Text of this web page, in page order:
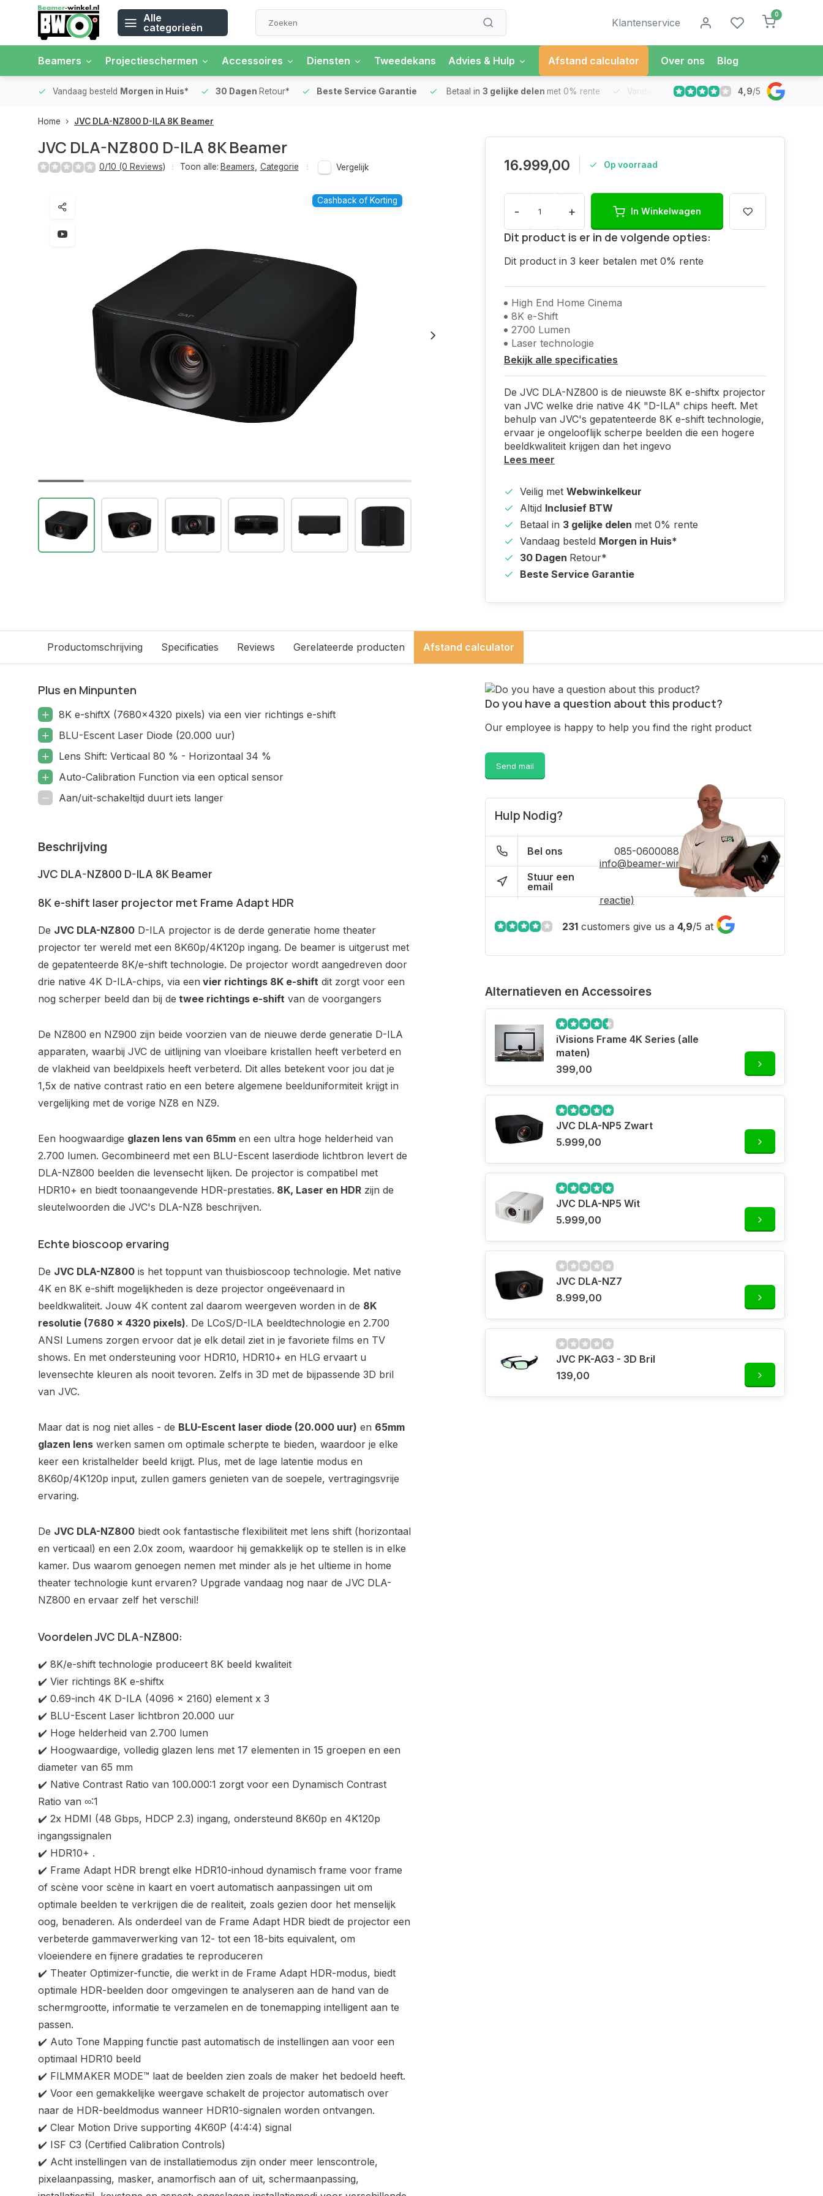
Alle
categorieën
Klantenservice
0
Beamers Projectieschermen Accessoires Diensten Tweedekans Advies & Hulp Afstand calculator Over ons Blog
Vandaag besteld Morgen in Huis* 30 Dagen Retour* Beste Service Garantie Betaal in 3 gelijke delen met 0% rente Vandaag besteldMorgen in Huis*
4,9/5
Home JVC DLA-NZ800 D-ILA 8K Beamer
JVC DLA-NZ800 D-ILA 8K Beamer
0/10 (0 Reviews) Toon alle: Beamers Categorie Vergelijk
Cashback of Korting
16.999,00 Op voorraad
- + In Winkelwagen
Dit product is er in de volgende opties:
Dit product in 3 keer betalen met 0% rente
High End Home Cinema
8K e-Shift
2700 Lumen
Laser technologie
Bekijk alle specificaties
De JVC DLA-NZ800 is de nieuwste 8K e-shiftx projector
van JVC welke drie native 4K "D-ILA" chips heeft. Met
behulp van JVC's gepatenteerde 8K e-shift technologie,
ervaar je ongelooflijk scherpe beelden die een hogere
beeldkwaliteit krijgen dan het ingevo
Lees meer
Veilig met Webwinkelkeur
Altijd Inclusief BTW
Betaal in 3 gelijke delen met 0% rente
Vandaag besteld Morgen in Huis*
30 Dagen Retour*
Beste Service Garantie
Productomschrijving Specificaties Reviews Gerelateerde producten Afstand calculator
Plus en Minpunten
8K e-shiftX (7680x4320 pixels) via een vier richtings e-shift
BLU-Escent Laser Diode (20.000 uur)
Lens Shift: Verticaal 80 % - Horizontaal 34 %
Auto-Calibration Function via een optical sensor
Aan/uit-schakeltijd duurt iets langer
Beschrijving
JVC DLA-NZ800 D-ILA 8K Beamer
8K e-shift laser projector met Frame Adapt HDR
De JVC DLA-NZ800 D-ILA projector is de derde generatie home theater
projector ter wereld met een 8K60p/4K120p ingang. De beamer is uitgerust met
de gepatenteerde 8K/e-shift technologie. De projector wordt aangedreven door
drie native 4K D-ILA-chips, via een vier richtings 8K e-shift dit zorgt voor een
nog scherper beeld dan bij de twee richtings e-shift van de voorgangers
De NZ800 en NZ900 zijn beide voorzien van de nieuwe derde generatie D-ILA
apparaten, waarbij JVC de uitlijning van vloeibare kristallen heeft verbeterd en
de vlakheid van beeldpixels heeft verbeterd. Dit alles betekent voor jou dat je
1,5x de native contrast ratio en een betere algemene beelduniformiteit krijgt in
vergelijking met de vorige NZ8 en NZ9.
Een hoogwaardige glazen lens van 65mm en een ultra hoge helderheid van
2.700 lumen. Gecombineerd met een BLU-Escent laserdiode lichtbron levert de
DLA-NZ800 beelden die levensecht lijken. De projector is compatibel met
HDR10+ en biedt toonaangevende HDR-prestaties. 8K, Laser en HDR zijn de
sleutelwoorden die JVC's DLA-NZ8 beschrijven.
Echte bioscoop ervaring
De JVC DLA-NZ800 is het toppunt van thuisbioscoop technologie. Met native
4K en 8K e-shift mogelijkheden is deze projector ongeëvenaard in
beeldkwaliteit. Jouw 4K content zal daarom weergeven worden in de 8K
resolutie (7680 × 4320 pixels). De LCoS/D-ILA beeldtechnologie en 2.700
ANSI Lumens zorgen ervoor dat je elk detail ziet in je favoriete films en TV
shows. En met ondersteuning voor HDR10, HDR10+ en HLG ervaart u
levensechte kleuren als nooit tevoren. Zelfs in 3D met de bijpassende 3D bril
van JVC.
Maar dat is nog niet alles - de BLU-Escent laser diode (20.000 uur) en 65mm
glazen lens werken samen om optimale scherpte te bieden, waardoor je elke
keer een kristalhelder beeld krijgt. Plus, met de lage latentie modus en
8K60p/4K120p input, zullen gamers genieten van de soepele, vertragingsvrije
ervaring.
De JVC DLA-NZ800 biedt ook fantastische flexibiliteit met lens shift (horizontaal
en verticaal) en een 2.0x zoom, waardoor hij gemakkelijk op te stellen is in elke
kamer. Dus waarom genoegen nemen met minder als je het ultieme in home
theater technologie kunt ervaren? Upgrade vandaag nog naar de JVC DLA-
NZ800 en ervaar zelf het verschil!
Voordelen JVC DLA-NZ800:
✔️ 8K/e-shift technologie produceert 8K beeld kwaliteit
✔️ Vier richtings 8K e-shiftx
✔️ 0.69-inch 4K D-ILA (4096 x 2160) element x 3
✔️ BLU-Escent Laser lichtbron 20.000 uur
✔️ Hoge helderheid van 2.700 lumen
✔️ Hoogwaardige, volledig glazen lens met 17 elementen in 15 groepen en een
diameter van 65 mm
✔️ Native Contrast Ratio van 100.000:1 zorgt voor een Dynamisch Contrast
Ratio van ∞:1
✔️ 2x HDMI (48 Gbps, HDCP 2.3) ingang, ondersteund 8K60p en 4K120p
ingangssignalen
✔️ HDR10+ .
✔️ Frame Adapt HDR brengt elke HDR10-inhoud dynamisch frame voor frame
of scène voor scène in kaart en voert automatisch aanpassingen uit om
optimale beelden te verkrijgen die de realiteit, zoals gezien door het menselijk
oog, benaderen. Als onderdeel van de Frame Adapt HDR biedt de projector een
verbeterde gammaverwerking van 12- tot een 18-bits equivalent, om
vloeiendere en fijnere gradaties te reproduceren
✔️ Theater Optimizer-functie, die werkt in de Frame Adapt HDR-modus, biedt
optimale HDR-beelden door omgevingen te analyseren aan de hand van de
schermgrootte, informatie te verzamelen en de tonemapping intelligent aan te
passen.
✔️ Auto Tone Mapping functie past automatisch de instellingen aan voor een
optimaal HDR10 beeld
✔️ FILMMAKER MODE™ laat de beelden zien zoals de maker het bedoeld heeft.
✔️ Voor een gemakkelijke weergave schakelt de projector automatisch over
naar de HDR-beeldmodus wanneer HDR10-signalen worden ontvangen.
✔️ Clear Motion Drive supporting 4K60P (4:4:4) signal
✔️ ISF C3 (Certified Calibration Controls)
✔️ Acht instellingen van de installatiemodus zijn onder meer lenscontrole,
pixelaanpassing, masker, anamorfisch aan of uit, schermaanpassing,
Do you have a question about this product?
Our employee is happy to help you find the right product
Send mail
Hulp Nodig?
Bel ons 085-0600088
Stuur een
email
info@beamer-winkel.nl (binnen 4 uur
reactie)
231 customers give us a 4,9/5 at
Alternatieven en Accessoires
iVisions Frame 4K Series (alle
maten)
399,00
JVC DLA-NP5 Zwart
5.999,00
JVC DLA-NP5 Wit
5.999,00
JVC DLA-NZ7
8.999,00
JVC PK-AG3 - 3D Bril
139,00